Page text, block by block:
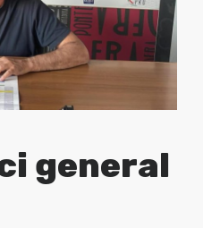
general